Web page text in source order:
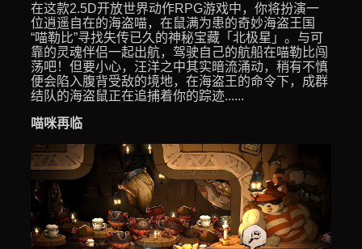
在这款2.5D开放世界动作RPG游戏中，你将扮演一
位逍遥自在的海盗喵，在鼠满为患的奇妙海盗王国
“喵勒比”寻找失传已久的神秘宝藏「北极星」。与可
靠的灵魂伴侣一起出航，驾驶自己的航船在喵勒比闯
荡吧！但要小心，汪洋之中其实暗流涌动，稍有不慎
便会陷入腹背受敌的境地，在海盗王的命令下，成群
结队的海盗鼠正在追捕着你的踪迹......
喵咪再临